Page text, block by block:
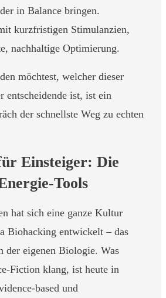
in Balance bringen.
kurzfristigen Stimulanzien,
nachhaltige Optimierung.
möchtest, welcher dieser
entscheidende ist, ist ein
der schnellste Weg zu echten
Einsteiger: Die
Tools
hat sich eine ganze Kultur
Biohacking entwickelt – das
der eigenen Biologie. Was
Fiction klang, ist heute in
based und